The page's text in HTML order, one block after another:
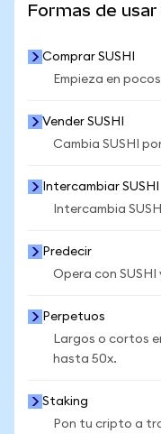
Formas de usar
Comprar SUSHI
Empieza en
Vender SUSHI
Cambia SUSHI
Intercambiar SUSHI
Intercambia
Predecir
Opera con
Perpetuos
Largos o cortos
hasta 50x.
Staking
Pon tu cripto a